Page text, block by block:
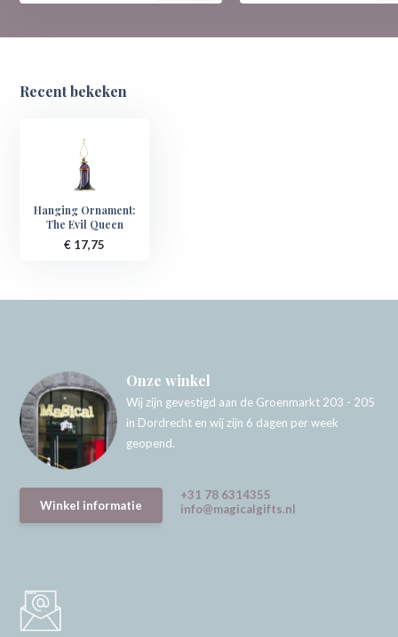
Recent bekeken
Hanging Ornament:
The Evil Queen
€ 17,75
Onze winkel
Wij zijn gevestigd aan de Groenmarkt 203 - 205
in Dordrecht en wij zijn 6 dagen per week
geopend.
Winkel informatie
+31 78 6314355
info@magicalgifts.nl